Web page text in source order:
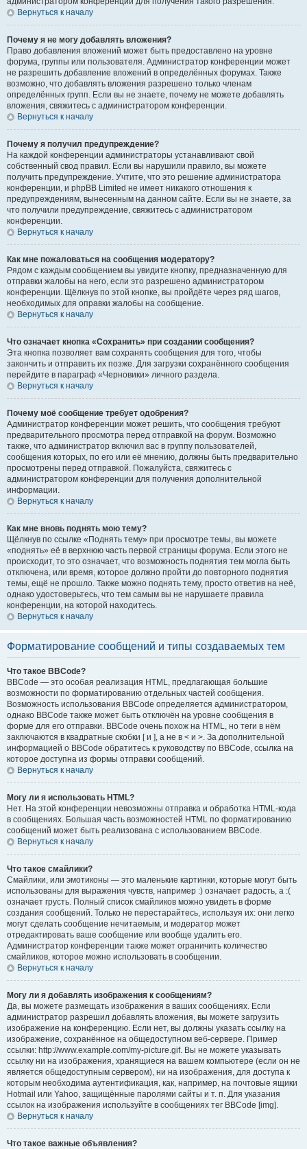
Вернуться к началу
Почему я не могу добавлять вложения?
Право добавления вложений может быть предоставлено на уровне
форума, группы или пользователя. Администратор конференции может
не разрешить добавление вложений в определённых форумах. Также
возможно, что добавлять вложения разрешено только членам
определённых групп. Если вы не знаете, почему не можете добавлять
вложения, свяжитесь с администратором конференции.
Вернуться к началу
Почему я получил предупреждение?
На каждой конференции администраторы устанавливают свой
собственный свод правил. Если вы нарушили правило, вы можете
получить предупреждение. Учтите, что это решение администратора
конференции, и phpBB Limited не имеет никакого отношения к
предупреждениям, вынесенным на данном сайте. Если вы не знаете, за
что получили предупреждение, свяжитесь с администратором
конференции.
Вернуться к началу
Как мне пожаловаться на сообщения модератору?
Рядом с каждым сообщением вы увидите кнопку, предназначенную для
отправки жалобы на него, если это разрешено администратором
конференции. Щёлкнув по этой кнопке, вы пройдёте через ряд шагов,
необходимых для оправки жалобы на сообщение.
Вернуться к началу
Что означает кнопка «Сохранить» при создании сообщения?
Эта кнопка позволяет вам сохранять сообщения для того, чтобы
закончить и отправить их позже. Для загрузки сохранённого сообщения
перейдите в параграф «Черновики» личного раздела.
Вернуться к началу
Почему моё сообщение требует одобрения?
Администратор конференции может решить, что сообщения требуют
предварительного просмотра перед отправкой на форум. Возможно
также, что администратор включил вас в группу пользователей,
сообщения которых, по его или её мнению, должны быть предварительно
просмотрены перед отправкой. Пожалуйста, свяжитесь с
администратором конференции для получения дополнительной
информации.
Вернуться к началу
Как мне вновь поднять мою тему?
Щёлкнув по ссылке «Поднять тему» при просмотре темы, вы можете
«поднять» её в верхнюю часть первой страницы форума. Если этого не
происходит, то это означает, что возможность поднятия тем могла быть
отключена, или время, которое должно пройти до повторного поднятия
темы, ещё не прошло. Также можно поднять тему, просто ответив на неё,
однако удостоверьтесь, что тем самым вы не нарушаете правила
конференции, на которой находитесь.
Вернуться к началу
Форматирование сообщений и типы создаваемых тем
Что такое BBCode?
BBCode — это особая реализация HTML, предлагающая большие
возможности по форматированию отдельных частей сообщения.
Возможность использования BBCode определяется администратором,
однако BBCode также может быть отключён на уровне сообщения в
форме для его отправки. BBCode очень похож на HTML, но теги в нём
заключаются в квадратные скобки [ и ], а не в < и >. За дополнительной
информацией о BBCode обратитесь к руководству по BBCode, ссылка на
которое доступна из формы отправки сообщений.
Вернуться к началу
Могу ли я использовать HTML?
Нет. На этой конференции невозможны отправка и обработка HTML-кода
в сообщениях. Большая часть возможностей HTML по форматированию
сообщений может быть реализована с использованием BBCode.
Вернуться к началу
Что такое смайлики?
Смайлики, или эмотиконы — это маленькие картинки, которые могут быть
использованы для выражения чувств, например :) означает радость, а :(
означает грусть. Полный список смайликов можно увидеть в форме
создания сообщений. Только не перестарайтесь, используя их: они легко
могут сделать сообщение нечитаемым, и модератор может
отредактировать ваше сообщение или вообще удалить его.
Администратор конференции также может ограничить количество
смайликов, которое можно использовать в сообщении.
Вернуться к началу
Могу ли я добавлять изображения к сообщениям?
Да, вы можете размещать изображения в ваших сообщениях. Если
администратор разрешил добавлять вложения, вы можете загрузить
изображение на конференцию. Если нет, вы должны указать ссылку на
изображение, сохранённое на общедоступном веб-сервере. Пример
ссылки: http://www.example.com/my-picture.gif. Вы не можете указывать
ссылку ни на изображения, хранящиеся на вашем компьютере (если он не
является общедоступным сервером), ни на изображения, для доступа к
которым необходима аутентификация, как, например, на почтовые ящики
Hotmail или Yahoo, защищённые паролями сайты и т. п. Для указания
ссылок на изображения используйте в сообщениях тег BBCode [img].
Вернуться к началу
Что такое важные объявления?